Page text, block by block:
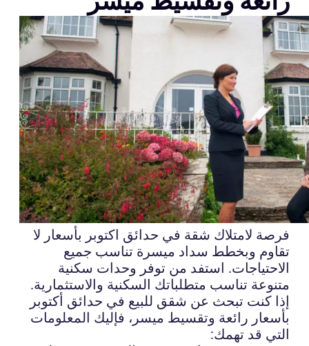
فرصة لامتلاك شقة في حدائق اكتوبر بأسعار لا
تقاوم وبخطط سداد ميسرة تناسب جميع
الاحتياجات. استفد من توفر وحدات سكنية
متنوعة تناسب متطلباتك السكنية والاستثمارية.
إذا كنت تبحث عن شقق للبيع في حدائق أكتوبر
بأسعار رائعة وتقسيط ميسر، فإليك المعلومات
التي قد تهمك: